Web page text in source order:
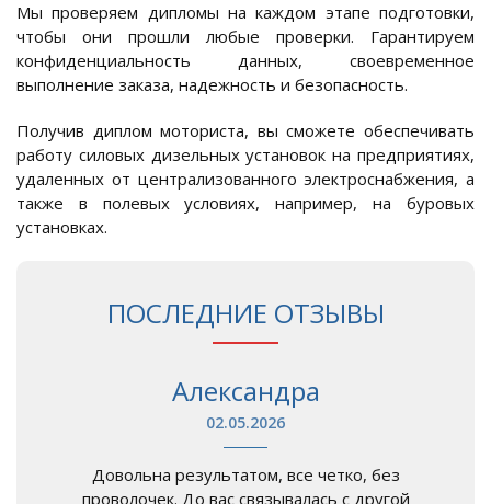
Мы проверяем дипломы на каждом этапе подготовки,
чтобы они прошли любые проверки. Гарантируем
конфиденциальность данных, своевременное
выполнение заказа, надежность и безопасность.
Получив диплом моториста, вы сможете обеспечивать
работу силовых дизельных установок на предприятиях,
удаленных от централизованного электроснабжения, а
также в полевых условиях, например, на буровых
установках.
ПОСЛЕДНИЕ ОТЗЫВЫ
Александра
02.05.2026
Довольна результатом, все четко, без
проволочек. До вас связывалась с другой